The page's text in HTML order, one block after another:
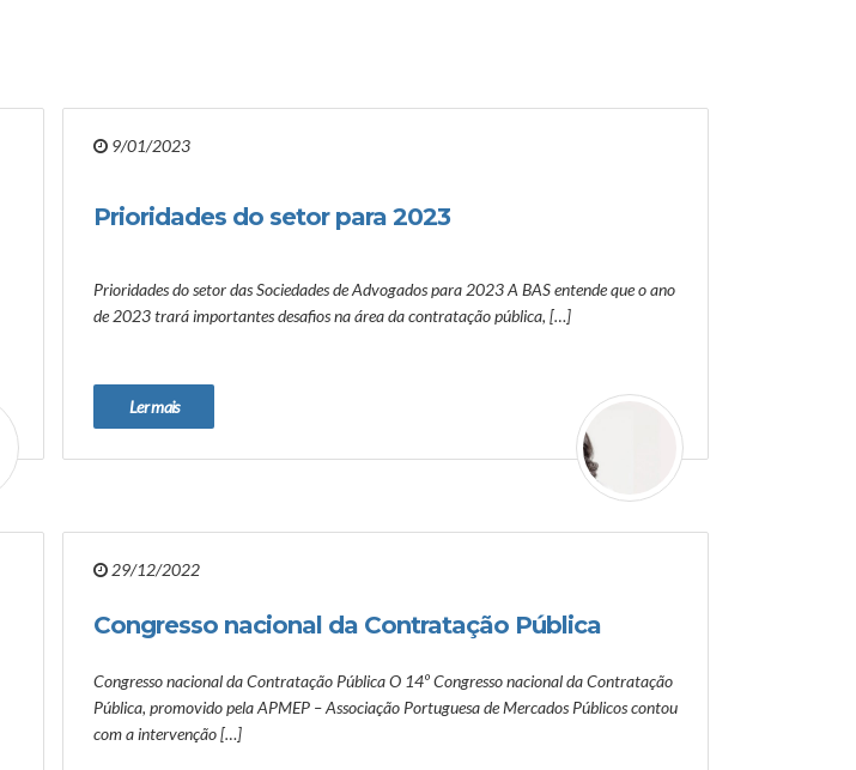
9/01/2023
Prioridades do setor para 2023
Prioridades do setor das Sociedades de Advogados para 2023 A BAS entende que o ano
de 2023 trará importantes desafios na área da contratação pública, […]
Ler mais
29/12/2022
Congresso nacional da Contratação Pública
Congresso nacional da Contratação Pública O 14º Congresso nacional da Contratação
Pública, promovido pela APMEP – Associação Portuguesa de Mercados Públicos contou
com a intervenção […]